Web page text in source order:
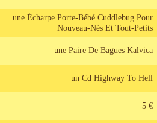
une Écharpe Porte-Bébé Cuddlebug Pour
Nouveau-Nés Et Tout-Petits
une Paire De Bagues Kalvica
un Cd Highway To Hell
5 €